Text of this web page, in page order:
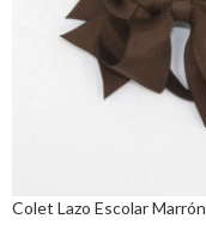
Colet Lazo Escolar Marrón